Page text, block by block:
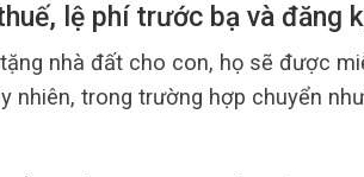
lệ phí trước bạ và đăng
nhà đất cho con, họ sẽ được
nhiên, trong trường hợp chuyển